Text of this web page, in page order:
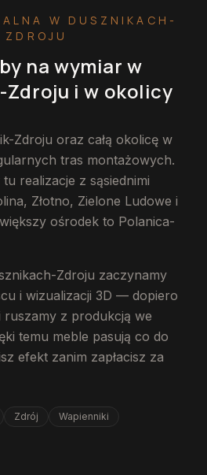
W DUSZNIKACH-
ZDROJU
na wymiar w
Zdroju i w okolicy
Zdroju oraz całą okolicę w
tras montażowych.
realizacje z sąsiednimi
Złotno, Zielone Ludowe i
ośrodek to Polanica-
Zdroju zaczynamy
i wizualizacji 3D — dopiero
ruszamy z produkcją we
temu meble pasują co do
efekt zanim zapłacisz za
Zdrój Wapienniki